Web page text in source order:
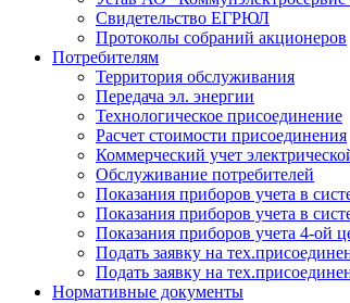
Свидетельство ЕГРЮЛ
Протоколы собраний акционеров
Потребителям
Территория обслуживания
Передача эл. энергии
Технологическое присоединение
Расчет стоимости присоединения
Коммерческий учет
Обслуживание потребителей
Показания приборов учета в
Показания приборов учета в
Показания приборов учета 4-ой
Подать заявку на
Подать заявку на
Нормативные документы